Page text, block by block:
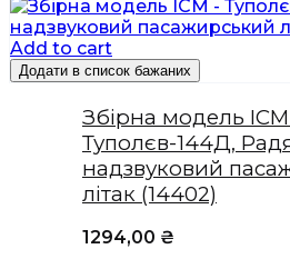
Add to cart
Додати в список бажаних
Збірна модель
Туполєв-144Д,
надзвуковий
літак (14402)
1294,00 ₴